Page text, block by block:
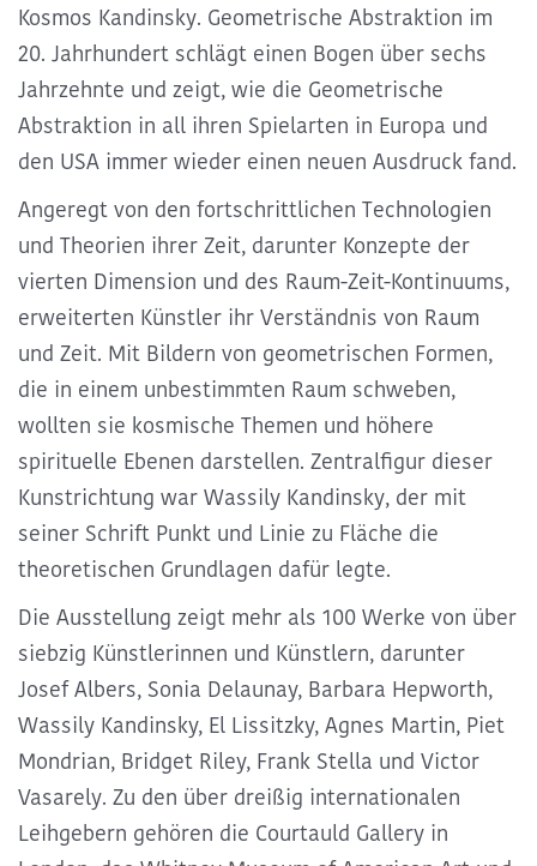
Kosmos Kandinsky. Geometrische Abstraktion im
20. Jahrhundert schlägt einen Bogen über sechs
Jahrzehnte und zeigt, wie die Geometrische
Abstraktion in all ihren Spielarten in Europa und
den USA immer wieder einen neuen Ausdruck fand.
Angeregt von den fortschrittlichen Technologien
und Theorien ihrer Zeit, darunter Konzepte der
vierten Dimension und des Raum-Zeit-Kontinuums,
erweiterten Künstler ihr Verständnis von Raum
und Zeit. Mit Bildern von geometrischen Formen,
die in einem unbestimmten Raum schweben,
wollten sie kosmische Themen und höhere
spirituelle Ebenen darstellen. Zentralfigur dieser
Kunstrichtung war Wassily Kandinsky, der mit
seiner Schrift Punkt und Linie zu Fläche die
theoretischen Grundlagen dafür legte.
Die Ausstellung zeigt mehr als 100 Werke von über
siebzig Künstlerinnen und Künstlern, darunter
Josef Albers, Sonia Delaunay, Barbara Hepworth,
Wassily Kandinsky, El Lissitzky, Agnes Martin, Piet
Mondrian, Bridget Riley, Frank Stella und Victor
Vasarely. Zu den über dreißig internationalen
Leihgebern gehören die Courtauld Gallery in